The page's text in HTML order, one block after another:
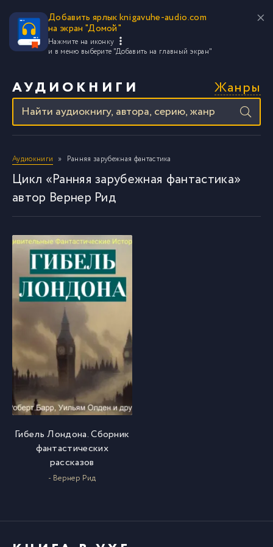
Добавить ярлык knigavuhe-audio.com
на экран "Домой"
Нажмите на иконку
и в меню выберите "Добавить на главный экран"
АУДИОКНИГИ Жанры
Аудиокниги Ранняя зарубежная фантастика
Цикл «Ранняя зарубежная фантастика»
автор Вернер Рид
Гибель Лондона. Сборник
фантастических
рассказов
- Вернер Рид